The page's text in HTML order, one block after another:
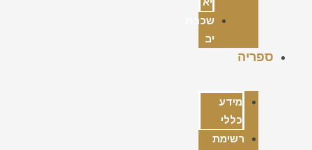
שכבת
יב
ספריה
מידע
כללי
רשימת